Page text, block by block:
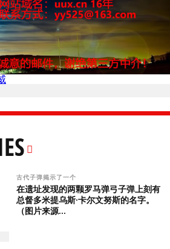
古代子弹揭示了一个
在遗址发现的两颗罗马弹弓子弹上刻有
总督多米提乌斯·卡尔文努斯的名字。
（图片来源...